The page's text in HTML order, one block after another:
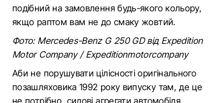
подібний на замовлення будь-якого кольору,
якщо раптом вам не до смаку жовтий.
Фото: Mercedes-Benz G 250 GD від Expedition
Motor Company / Expeditionmotorcompany
Аби не порушувати цілісності оригінального
позашляховика 1992 року випуску там, де це
не потрібно, силові агрегати автомобіля